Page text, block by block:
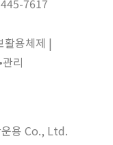
7617
활용체제 |
리
용 Co., Ltd.